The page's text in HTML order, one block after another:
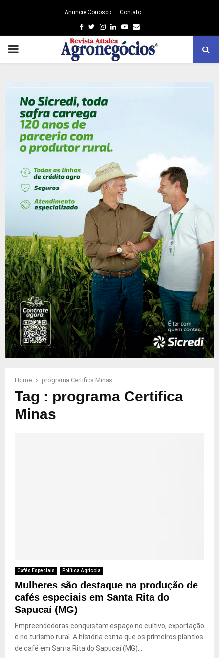
Anuncie Conosco Contato
Facebook
TwitterInstagram
LinkedinYoutube
Email
PRIMARY
Home programa Certifica Minas
Tag : programa Certifica
Minas
Cafés Especiais Política Agrícola
Mulheres são destaque na produção de
cafés especiais em Santa Rita do
Sapucaí (MG)
Empreendedoras conquistam espaço no cultivo, exportação
e no turismo rural. A história conta que os primeiros plantios
de café em Santa Rita do Sapucaí (MG),...